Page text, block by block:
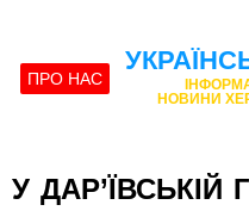
ПРО НАС
НОВИНИ
У ДАР’ЇВСЬКІЙ